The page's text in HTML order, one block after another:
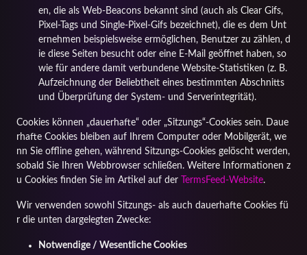
en, die als Web-Beacons bekannt sind (auch als Clear Gifs,
Pixel-Tags und Single-Pixel-Gifs bezeichnet), die es dem Unt
ernehmen beispielsweise ermöglichen, Benutzer zu zählen, d
ie diese Seiten besucht oder eine E-Mail geöffnet haben, so
wie für andere damit verbundene Website-Statistiken (z. B.
Aufzeichnung der Beliebtheit eines bestimmten Abschnitts
und Überprüfung der System- und Serverintegrität).
Cookies können „dauerhafte“ oder „Sitzungs“-Cookies sein. Daue
rhafte Cookies bleiben auf Ihrem Computer oder Mobilgerät, we
nn Sie offline gehen, während Sitzungs-Cookies gelöscht werden,
sobald Sie Ihren Webbrowser schließen. Weitere Informationen z
u Cookies finden Sie im Artikel auf der
TermsFeed-Website.
Wir verwenden sowohl Sitzungs- als auch dauerhafte Cookies fü
r die unten dargelegten Zwecke:
Notwendige / Wesentliche Cookies